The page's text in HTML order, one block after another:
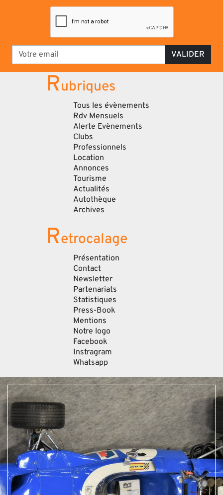
VALIDER
Rubriques
Tous les évènements
Rdv Mensuels
Alerte Evènements
Clubs
Professionnels
Location
Annonces
Tourisme
Actualités
Autothèque
Archives
Retrocalage
Présentation
Contact
Newsletter
Partenariats
Statistiques
Press-Book
Mentions
Notre logo
Facebook
Instragram
Whatsapp